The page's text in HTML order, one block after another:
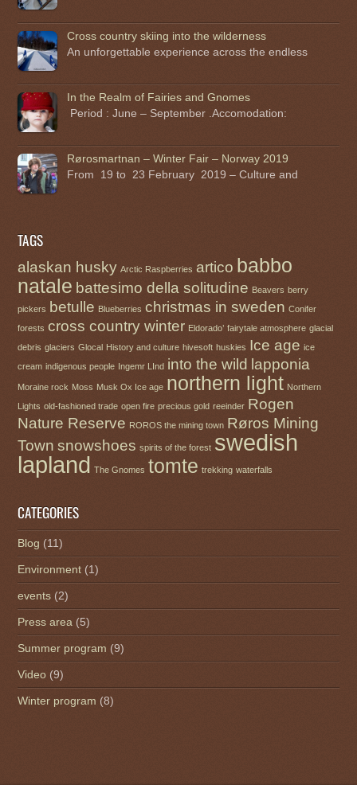
Cross country skiing into the wilderness
An unforgettable experience across the endless
In the Realm of Fairies and Gnomes
Period : June – September .Accomodation:
Rørosmartnan – Winter Fair – Norway 2019
From 19 to 23 February 2019 – Culture and
TAGS
alaskan husky Arctic Raspberries artico babbo
natale battesimo della solitudine Beavers berry
pickers
betulle Blueberries christmas in sweden Conifer
forests cross country winter Eldorado’ fairytale atmosphere glacial
debris glaciers Glocal History and culture hivesoft huskies Ice age ice
cream indigenous people Ingemr LInd into the wild lapponia
Moraine rock Moss Musk Ox Ice age northern light Northern
Lights old-fashioned trade open fire precious gold reeinder Rogen
Nature Reserve ROROS the mining town Røros Mining
Town snowshoes spirits of the forest swedish
lapland The Gnomes tomte trekking waterfalls
CATEGORIES
Blog (11)
Environment (1)
events (2)
Press area (5)
Summer program (9)
Video (9)
Winter program (8)